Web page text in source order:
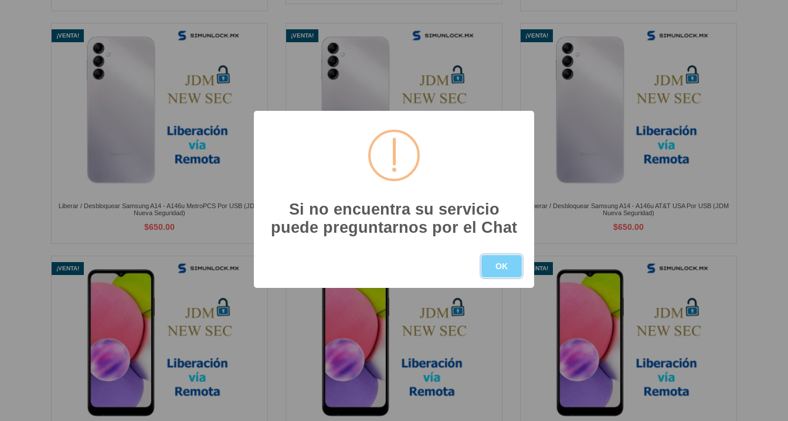
¡VENTA!
Liberar / Desbloquear Samsung A14 - A146u MetroPCS Por USB (JDM
Nueva Seguridad)
$650.00
¡VENTA!
Liberar / Desbloquear Samsung A14 - A146u Cricket Por USB (JDM Nueva
Seguridad)
$650.00
¡VENTA!
Liberar / Desbloquear Samsung A14 - A146u AT&T USA Por USB (JDM
Nueva Seguridad)
$650.00
¡VENTA! ¡VENTA!
Si no encuentra su servicio
puede preguntarnos por el Chat
OK